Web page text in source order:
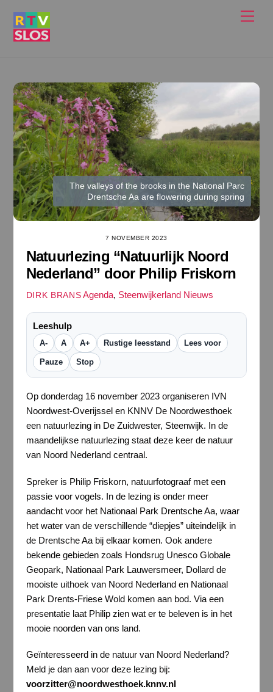
The valleys of the brooks in the National Parc
Drentsche Aa are flowering during spring
7 NOVEMBER 2023
Natuurlezing “Natuurlijk Noord
Nederland” door Philip Friskorn
DIRK BRANS Agenda, Steenwijkerland Nieuws
Leeshulp
A- A A+ Rustige leesstand Lees voor
Pauze Stop
Op donderdag 16 november 2023 organiseren IVN
Noordwest-Overijssel en KNNV De Noordwesthoek
een natuurlezing in De Zuidwester, Steenwijk. In de
maandelijkse natuurlezing staat deze keer de natuur
van Noord Nederland centraal.
Spreker is Philip Friskorn, natuurfotograaf met een
passie voor vogels. In de lezing is onder meer
aandacht voor het Nationaal Park Drentsche Aa, waar
het water van de verschillende “diepjes” uiteindelijk in
de Drentsche Aa bij elkaar komen. Ook andere
bekende gebieden zoals Hondsrug Unesco Globale
Geopark, Nationaal Park Lauwersmeer, Dollard de
mooiste uithoek van Noord Nederland en Nationaal
Park Drents-Friese Wold komen aan bod. Via een
presentatie laat Philip zien wat er te beleven is in het
mooie noorden van ons land.
Geïnteresseerd in de natuur van Noord Nederland?
Meld je dan aan voor deze lezing bij:
voorzitter@noordwesthoek.knnv.nl